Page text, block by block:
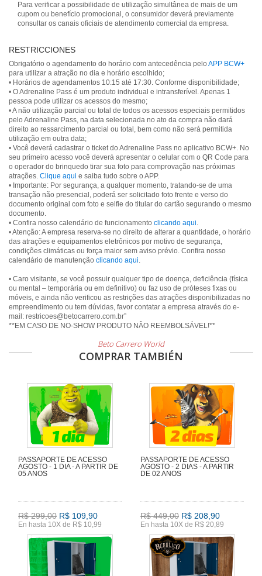
Para verificar a possibilidade de utilização simultânea de mais de um
cupom ou benefício promocional, o consumidor deverá previamente
consultar os canais oficiais de atendimento comercial da empresa.
RESTRICCIONES
Obrigatório o agendamento do horário com antecedência pelo APP BCW+
para utilizar a atração no dia e horário escolhido;
• Horários de agendamentos 10:15 até 17:30. Conforme disponibilidade;
• O Adrenaline Pass é um produto individual e intransferível. Apenas 1
pessoa pode utilizar os acessos do mesmo;
• A não utilização parcial ou total de todos os acessos especiais permitidos
pelo Adrenaline Pass, na data selecionada no ato da compra não dará
direito ao ressarcimento parcial ou total, bem como não será permitida
utilização em outra data;
• Você deverá cadastrar o ticket do Adrenaline Pass no aplicativo BCW+. No
seu primeiro acesso você deverá apresentar o celular com o QR Code para
o operador do brinquedo tirar sua foto para comprovação nas próximas
atrações. Clique aqui e saiba tudo sobre o APP.
• Importante: Por segurança, a qualquer momento, tratando-se de uma
transação não presencial, poderá ser solicitado foto frente e verso do
documento original com foto e selfie do titular do cartão segurando o mesmo
documento.
• Confira nosso calendário de funcionamento clicando aqui.
• Atenção: A empresa reserva-se no direito de alterar a quantidade, o horário
das atrações e equipamentos eletrônicos por motivo de segurança,
condições climáticas ou força maior sem aviso prévio. Confira nosso
calendário de manutenção clicando aqui.
• Caro visitante, se você possuir qualquer tipo de doença, deficiência (física
ou mental – temporária ou em definitivo) ou faz uso de próteses fixas ou
móveis, e ainda não verificou as restrições das atrações disponibilizadas no
empreendimento ou tem dúvidas, favor contatar a empresa através do e-
mail: restricoes@betocarrero.com.br”
Beto Carrero World
COMPRAR TAMBIÉN
PASSAPORTE DE ACESSO
AGOSTO - 1 DIA - A PARTIR DE
05 ANOS
R$ 299,00 R$ 109,90
En hasta 10X de R$ 10,99
PASSAPORTE DE ACESSO
AGOSTO - 2 DIAS - A PARTIR
DE 02 ANOS
R$ 449,00 R$ 208,90
En hasta 10X de R$ 20,89